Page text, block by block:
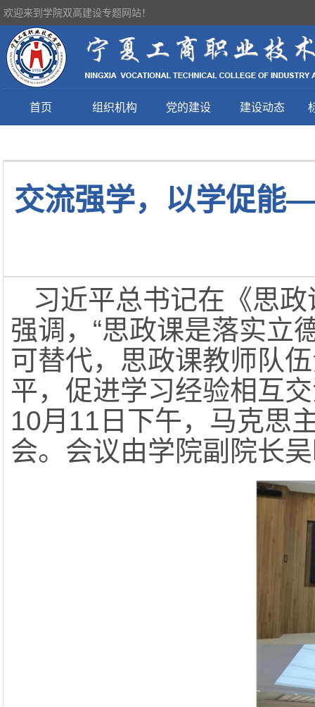
欢迎来到学院双高建设专题网站！
首页 组织机构 党的建设 建设动态
交流强学，以学促能
习近平总书记在《思
强调，“思政课是落实立
可替代，思政课教师队
平，促进学习经验相互
10月11日下午，马克思
会。会议由学院副院长